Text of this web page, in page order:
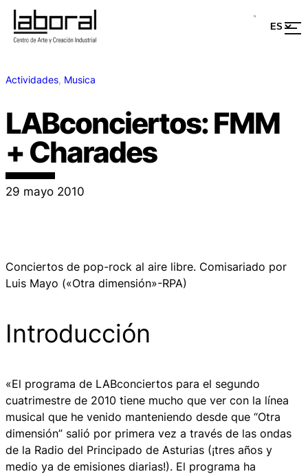
Actividades, Musica
LABconciertos: FMM
+ Charades
29 mayo 2010
Conciertos de pop-rock al aire libre. Comisariado por
Luis Mayo («Otra dimensión»-RPA)
Introducción
«El programa de LABconciertos para el segundo
cuatrimestre de 2010 tiene mucho que ver con la línea
musical que he venido manteniendo desde que “Otra
dimensión” salió por primera vez a través de las ondas
de la Radio del Principado de Asturias (¡tres años y
medio ya de emisiones diarias!). El programa ha